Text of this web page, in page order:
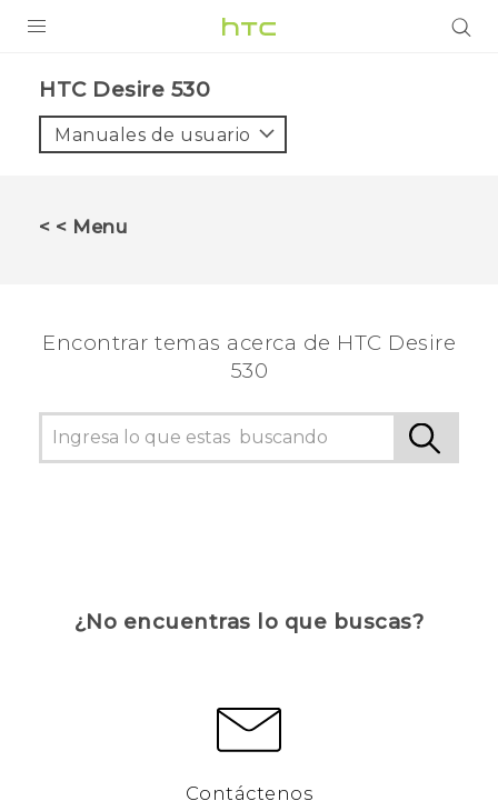
VIVE
AYUDA
Video Tutorials
HTC Desire 530‎
Manuales de usuario
< < Menu
Encontrar temas acerca de HTC Desire
530
¿No encuentras lo que buscas?
Contáctenos